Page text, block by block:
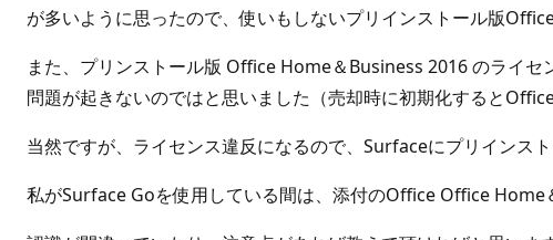
が多いように思ったので、使いもしないプリインストール版
また、プリンストール版 Office Home＆Business 2016 のライ
問題が起きないのではと思いました（売却時に初期化すると
当然ですが、ライセンス違反になるので、Surfaceにプリインス
私がSurface Goを使用している間は、添付のOffice Office Home